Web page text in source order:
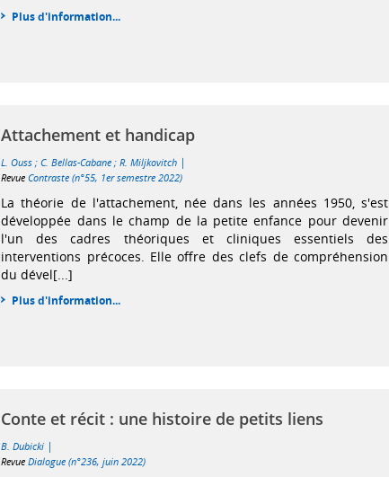
Plus d'information...
Attachement et handicap
L. Ouss ;C. Bellas-Cabane ;R. Miljkovitch |
RevueContraste (n°55, 1er semestre 2022)
La théorie de l'attachement, née dans les années 1950, s'est
développée dans le champ de la petite enfance pour devenir
l'un des cadres théoriques et cliniques essentiels des
interventions précoces. Elle offre des clefs de compréhension
du dével[...]
Plus d'information...
Conte et récit : une histoire de petits liens
B. Dubicki |
RevueDialogue (n°236, juin 2022)